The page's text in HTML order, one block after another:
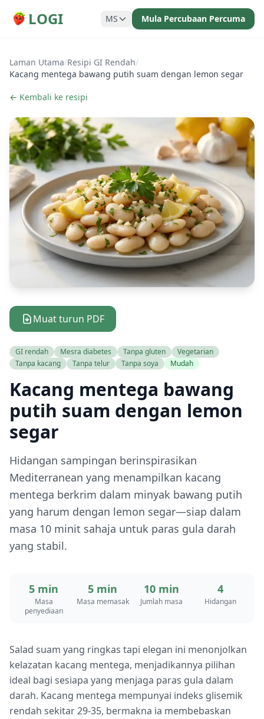
LOGI MS Mula Percubaan Percuma
Laman Utama/Resipi GI Rendah/
Kacang mentega bawang putih suam dengan lemon segar
← Kembali ke resipi
Muat turun PDF
GI rendah Mesra diabetes Tanpa gluten
Vegetarian
Tanpa kacang
Tanpa telur Tanpa soya Mudah
Kacang mentega bawang
putih suam dengan lemon
segar
Hidangan sampingan berinspirasikan
Mediterranean yang menampilkan kacang
mentega berkrim dalam minyak bawang putih
yang harum dengan lemon segar—siap dalam
masa 10 minit sahaja untuk paras gula darah
yang stabil.
5 min
Masa
penyediaan
5 min
Masa memasak
10 min
Jumlah masa
4
Hidangan
Salad suam yang ringkas tapi elegan ini menonjolkan
kelazatan kacang mentega, menjadikannya pilihan
ideal bagi sesiapa yang menjaga paras gula dalam
darah. Kacang mentega mempunyai indeks glisemik
rendah sekitar 29-35, bermakna ia membebaskan